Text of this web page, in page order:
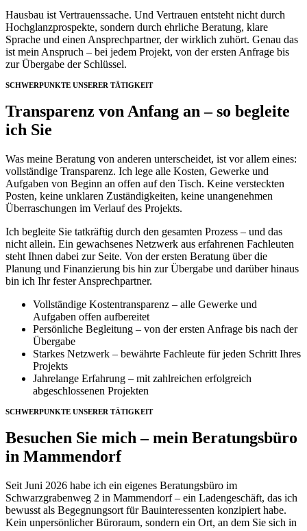
Hausbau ist Vertrauenssache. Und Vertrauen entsteht nicht durch
Hochglanzprospekte, sondern durch ehrliche Beratung, klare
Sprache und einen Ansprechpartner, der wirklich zuhört. Genau das
ist mein Anspruch – bei jedem Projekt, von der ersten Anfrage bis
zur Übergabe der Schlüssel.
SCHWERPUNKTE UNSERER TÄTIGKEIT
Transparenz von Anfang an – so begleite
ich Sie
Was meine Beratung von anderen unterscheidet, ist vor allem eines:
vollständige Transparenz. Ich lege alle Kosten, Gewerke und
Aufgaben von Beginn an offen auf den Tisch. Keine versteckten
Posten, keine unklaren Zuständigkeiten, keine unangenehmen
Überraschungen im Verlauf des Projekts.
Ich begleite Sie tatkräftig durch den gesamten Prozess – und das
nicht allein. Ein gewachsenes Netzwerk aus erfahrenen Fachleuten
steht Ihnen dabei zur Seite. Von der ersten Beratung über die
Planung und Finanzierung bis hin zur Übergabe und darüber hinaus
bin ich Ihr fester Ansprechpartner.
Vollständige Kostentransparenz – alle Gewerke und
Aufgaben offen aufbereitet
Persönliche Begleitung – von der ersten Anfrage bis nach der
Übergabe
Starkes Netzwerk – bewährte Fachleute für jeden Schritt Ihres
Projekts
Jahrelange Erfahrung – mit zahlreichen erfolgreich
abgeschlossenen Projekten
SCHWERPUNKTE UNSERER TÄTIGKEIT
Besuchen Sie mich – mein Beratungsbüro
in Mammendorf
Seit Juni 2026 habe ich ein eigenes Beratungsbüro im
Schwarzgrabenweg 2 in Mammendorf – ein Ladengeschäft, das ich
bewusst als Begegnungsort für Bauinteressenten konzipiert habe.
Kein unpersönlicher Büroraum, sondern ein Ort, an dem Sie sich in